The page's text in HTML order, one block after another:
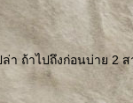
า ถ้าไปถึงก่อนบ่าย 2